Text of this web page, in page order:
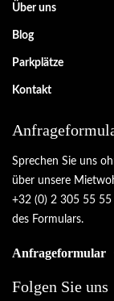
Über uns
Blog
Parkplätze
Kontakt
Sprechen Sie uns
über unsere
+32 (0) 2 305 55
des Formulars.
Anfrageformular
Folgen Sie uns